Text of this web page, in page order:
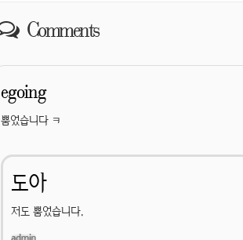
Comments
egoing
뿜었습니다 ㅋ
도아
저도 뿜었습니다.